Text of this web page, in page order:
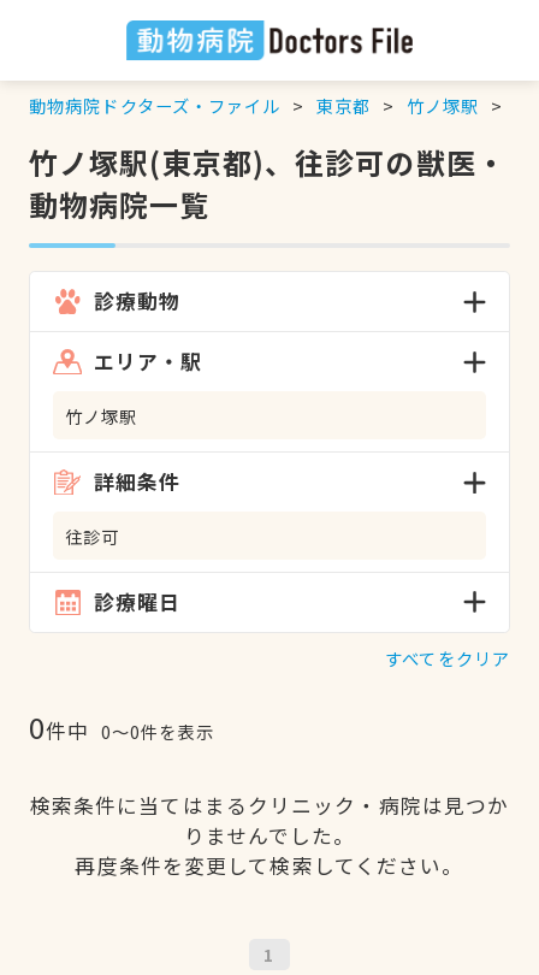
動物病院ドクターズ・ファイル 東京都 竹ノ塚駅
竹ノ塚駅(東京都)、往診可の獣医・
動物病院一覧
診療動物
エリア・駅
竹ノ塚駅
詳細条件
往診可
診療曜日
すべてをクリア
0件中 0〜0件を表示
検索条件に当てはまるクリニック・病院は見つか
りませんでした。
再度条件を変更して検索してください。
1